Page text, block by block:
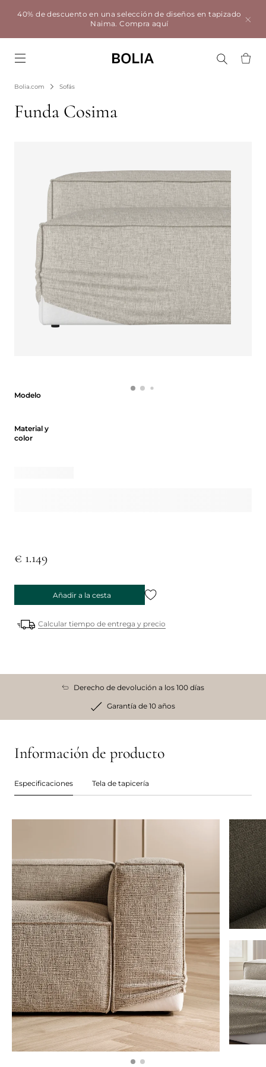
40% de descuento en una selección de diseños en tapizado
Naima.Compra aquí
Bolia.com Sofás
Funda Cosima
Modelo
Material y
color
€ 1.149
Añadir a la cesta
Calcular tiempo de entrega y precio
Derecho de devolución a los 100 días
Garantía de 10 años
Información de producto
Especificaciones Tela de tapicería